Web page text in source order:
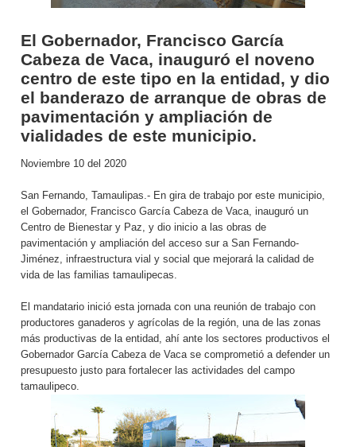
El Gobernador, Francisco García
Cabeza de Vaca, inauguró el noveno
centro de este tipo en la entidad, y dio
el banderazo de arranque de obras de
pavimentación y ampliación de
vialidades de este municipio.
Noviembre 10 del 2020
San Fernando, Tamaulipas.- En gira de trabajo por este municipio,
el Gobernador, Francisco García Cabeza de Vaca, inauguró un
Centro de Bienestar y Paz, y dio inicio a las obras de
pavimentación y ampliación del acceso sur a San Fernando-
Jiménez, infraestructura vial y social que mejorará la calidad de
vida de las familias tamaulipecas.
El mandatario inició esta jornada con una reunión de trabajo con
productores ganaderos y agrícolas de la región, una de las zonas
más productivas de la entidad, ahí ante los sectores productivos el
Gobernador García Cabeza de Vaca se comprometió a defender un
presupuesto justo para fortalecer las actividades del campo
tamaulipeco.